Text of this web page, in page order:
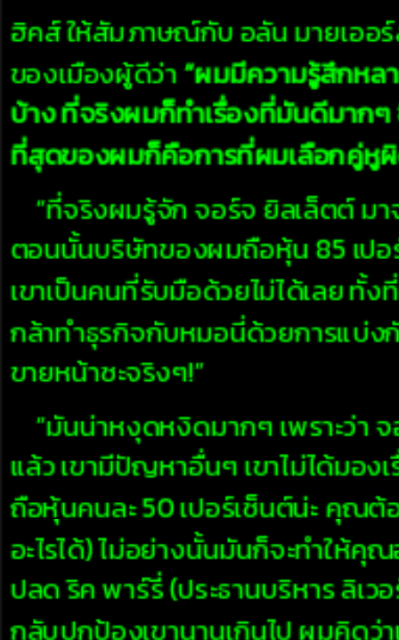
ฮิคส์ ให้สัมภาษณ์กับ อลัน มายเออ
ของเมืองผู้ดีว่า“ผมมีความรู้สึกหล
บ้าง ที่จริงผมก็ทำเรื่องที่มันดีมาก
ที่สุดของผมก็คือการที่ผมเลือกคู่หูผิ
“ที่จริงผมรู้จัก จอร์จ ยิลเล็ตต์ ม
ตอนนั้นบริษัทของผมถือหุ้น 85 เปอ
เขาเป็นคนที่รับมือด้วยไม่ได้เลย ทั้
กล้าทำธุรกิจกับหมอนี่ด้วยการแบ่ง
ขายหน้าซะจริงๆ!”
“มันน่าหงุดหงิดมากๆ เพราะว่า
แล้ว เขามีปัญหาอื่นๆ เขาไม่ได้มอ
ถือหุ้นคนละ 50 เปอร์เซ็นต์น่ะ คุณต้
อะไรได้) ไม่อย่างนั้นมันก็จะทำให้คุ
ปลด ริค พาร์รี่ (ประธานบริหาร ลิเ
กลับปกป้องเขานานเกินไป ผมคิดว่